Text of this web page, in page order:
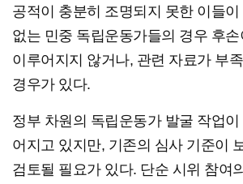
공적이 충분히 조명되지 못한 이들
없는 민중 독립운동가들의 경우 후
이루어지지 않거나, 관련 자료가 부
경우가 있다.
정부 차원의 독립운동가 발굴 작업
어지고 있지만, 기존의 심사 기준이
검토될 필요가 있다. 단순 시위 참여